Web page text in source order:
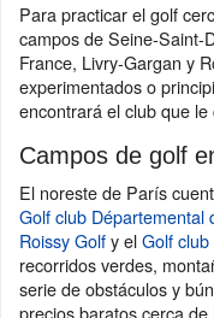
Para practicar el golf
campos de Seine-Saint-
France, Livry-Gargan y
experimentados o
encontrará el club que le
Campos de golf
El noreste de París
Golf club Départemental
Roissy Golfy elGolf
recorridos verdes,
serie de obstáculos y
precios baratos cerca